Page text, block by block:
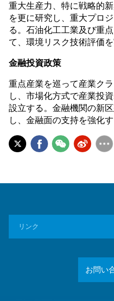
重大生産力、特に戦略的
を更に研究し、重大プロ
る。石油化工工業及び重
て、環境リスク技術評価を
金融投資政策
重点産業を巡って産業ク
し、市場化方式で産業投
設立する。金融機関の新
し、金融面の支持を強化す
リンク
お問い